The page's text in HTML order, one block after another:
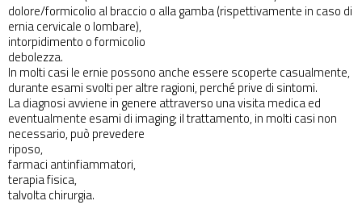
dolore/formicolio al braccio o alla gamba (rispettivamente in caso di
ernia cervicale o lombare),
intorpidimento o formicolio
debolezza.
In molti casi le ernie possono anche essere scoperte casualmente,
durante esami svolti per altre ragioni, perché prive di sintomi.
La diagnosi avviene in genere attraverso una visita medica ed
eventualmente esami di imaging; il trattamento, in molti casi non
necessario, può prevedere
riposo,
farmaci antinfiammatori,
terapia fisica,
talvolta chirurgia.